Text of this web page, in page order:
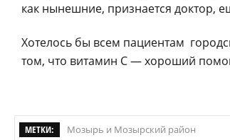
как нынешние, признается доктор,
Хотелось бы всем пациентам
том, что витамин С — хороший
МЕТКИ: Мозырь и Мозырский район